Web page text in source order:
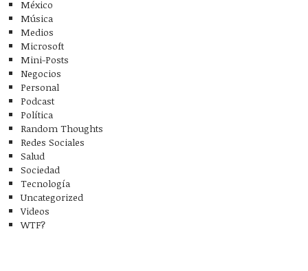
México
Música
Medios
Microsoft
Mini-Posts
Negocios
Personal
Podcast
Política
Random Thoughts
Redes Sociales
Salud
Sociedad
Tecnología
Uncategorized
Videos
WTF?